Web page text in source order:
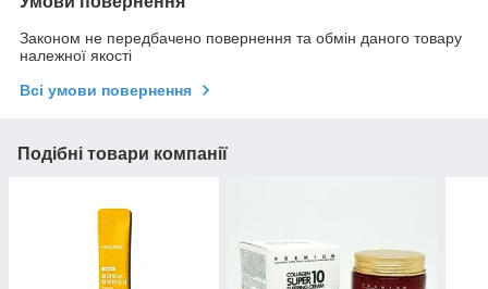
Законом не передбачено повернення та обмін даного товару
належної якості
Всі умови повернення
Подібні товари компанії